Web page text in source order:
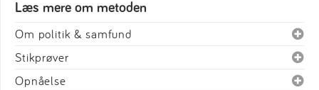
Læs mere om metoden
Om politik & samfund
Stikprøver
Opnåelse